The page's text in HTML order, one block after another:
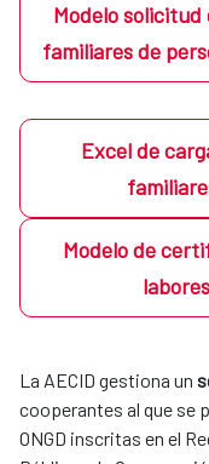
Modelo
familiares de
Excel de
Modelo de
labores
La AECID gestiona un
cooperantes al que se
ONGD inscritas en el